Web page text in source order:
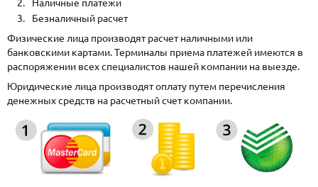
Наличные платежи
Безналичный расчет
Физические лица производят расчет наличными или
банковскими картами. Терминалы приема платежей имеются в
распоряжении всех специалистов нашей компании на выезде.
Юридические лица производят оплату путем перечисления
денежных средств на расчетный счет компании.